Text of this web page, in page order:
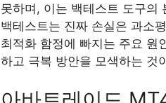
못하며, 이는 백테스트 도구의
백테스트는 진짜 손실은 과소
최적화 함정에 빠지는 주요 원
하고 극복 방안을 모색하는 것